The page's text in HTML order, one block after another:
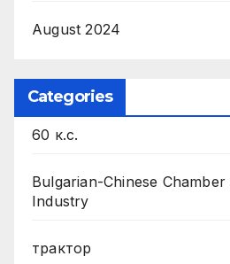
August 2024
Categories
60 к.с.
Bulgarian-Chinese
Industry
трактор